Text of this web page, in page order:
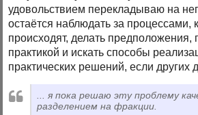
удовольствием перекладываю на
остаётся наблюдать за процессами,
происходят, делать предположения,
практикой и искать способы
практических решений, если других
... я пока решаю эту проблему
разделением на фракции.